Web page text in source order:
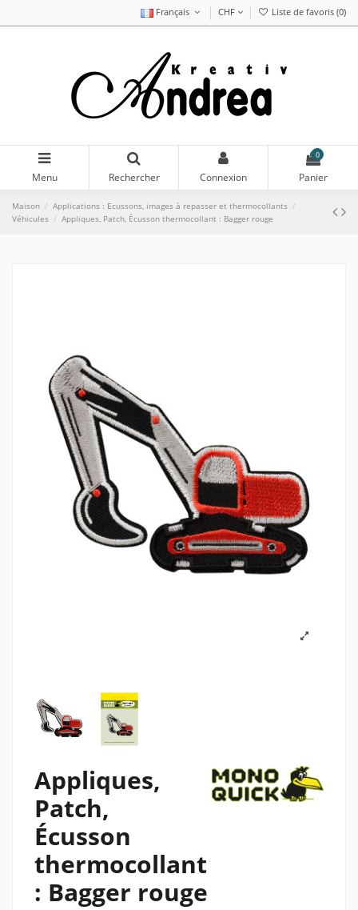
Français CHF Liste de favoris (0)
Menu Rechercher Connexion
0
Panier
Maison
Applications : Ecussons, images à repasser et thermocollants
Véhicules
Appliques, Patch, Écusson thermocollant : Bagger rouge
Appliques,
Patch,
Écusson
thermocollant
: Bagger rouge